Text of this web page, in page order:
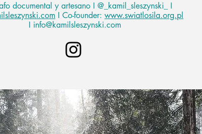
documental y artesano I @_kamil_sleszynski_ I
I Co-founder: www.swiatlosila.org.pl
I info@kamilsleszynski.com